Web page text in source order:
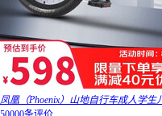
凤凰（Phoenix）山地自行车成人学